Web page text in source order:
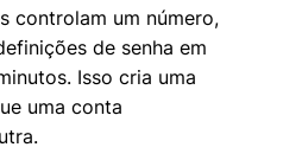
controlam um número,
de senha em
Isso cria uma
uma conta